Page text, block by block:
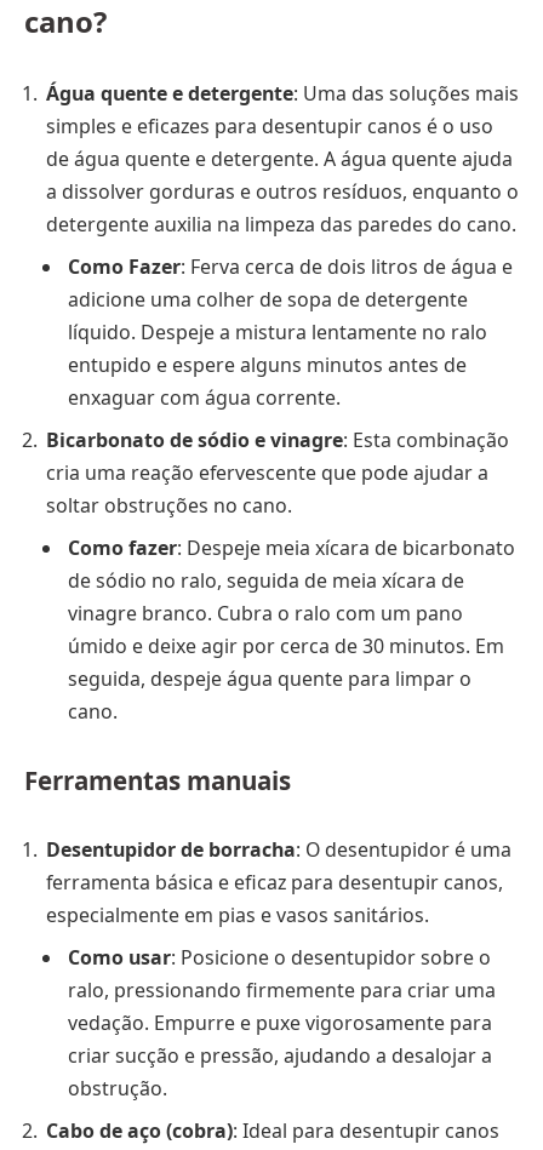
cano?
Água quente e detergente: Uma das soluções mais
simples e eficazes para desentupir canos é o uso
de água quente e detergente. A água quente ajuda
a dissolver gorduras e outros resíduos, enquanto o
detergente auxilia na limpeza das paredes do cano.
Como Fazer: Ferva cerca de dois litros de água e
adicione uma colher de sopa de detergente
líquido. Despeje a mistura lentamente no ralo
entupido e espere alguns minutos antes de
enxaguar com água corrente.
Bicarbonato de sódio e vinagre: Esta combinação
cria uma reação efervescente que pode ajudar a
soltar obstruções no cano.
Como fazer: Despeje meia xícara de bicarbonato
de sódio no ralo, seguida de meia xícara de
vinagre branco. Cubra o ralo com um pano
úmido e deixe agir por cerca de 30 minutos. Em
seguida, despeje água quente para limpar o
cano.
Ferramentas manuais
Desentupidor de borracha: O desentupidor é uma
ferramenta básica e eficaz para desentupir canos,
especialmente em pias e vasos sanitários.
Como usar: Posicione o desentupidor sobre o
ralo, pressionando firmemente para criar uma
vedação. Empurre e puxe vigorosamente para
criar sucção e pressão, ajudando a desalojar a
obstrução.
Cabo de aço (cobra): Ideal para desentupir canos